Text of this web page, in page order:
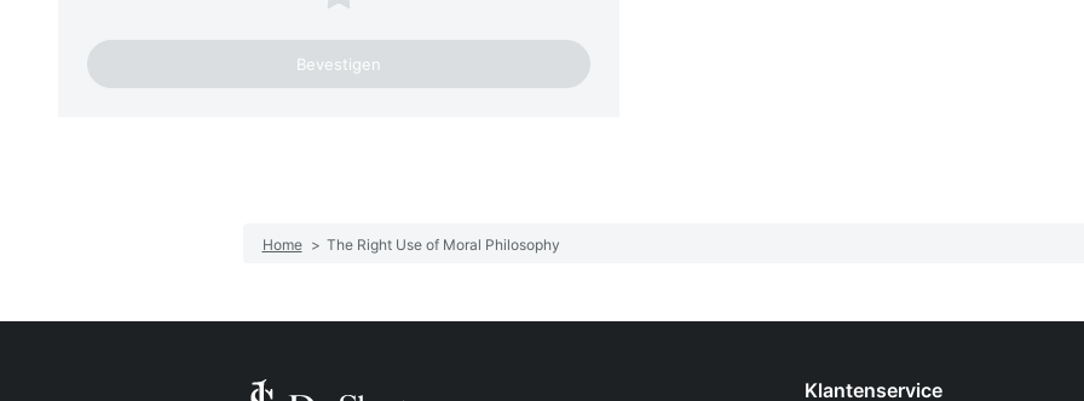
Home > The Right Use of Moral Philosophy
Klantenservice